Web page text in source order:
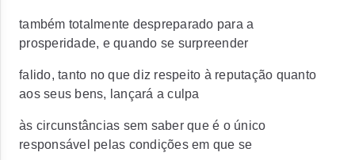
também totalmente despreparado para a
prosperidade, e quando se surpreender
falido, tanto no que diz respeito à reputação quanto
aos seus bens, lançará a culpa
às circunstâncias sem saber que é o único
responsável pelas condições em que se